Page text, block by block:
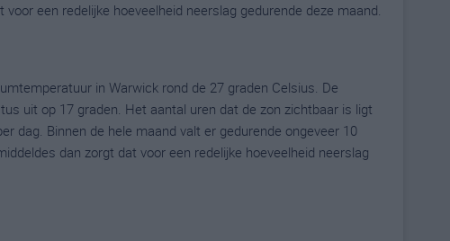
een redelijke hoeveelheid neerslag gedurende deze maand.
in Warwick rond de 27 graden Celsius. De
uit op 17 graden. Het aantal uren dat de zon zichtbaar is ligt
dag. Binnen de hele maand valt er gedurende ongeveer 10
dan zorgt dat voor een redelijke hoeveelheid neerslag